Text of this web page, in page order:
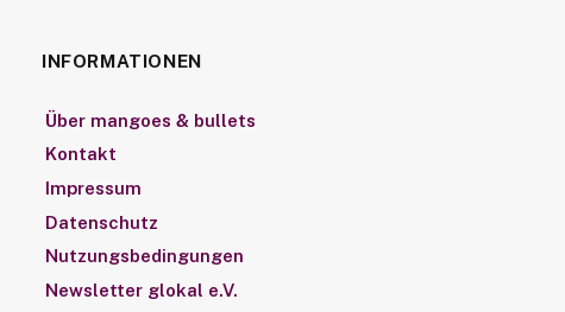
INFORMATIONEN
Über mangoes & bullets
Kontakt
Impressum
Datenschutz
Nutzungsbedingungen
Newsletter glokal e.V.